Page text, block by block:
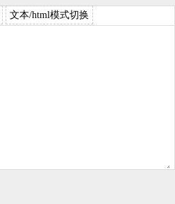
文本/html模式切换